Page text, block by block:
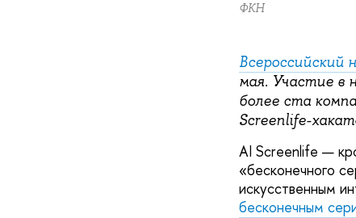
ФКН
мая. Участие в
более ста
Screenlife-
AI Screenlife —
«бесконечного
искусственным
бесконечным